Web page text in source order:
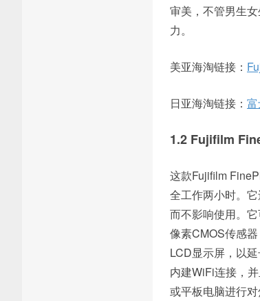
审美，不管男生
力。
美亚海淘链接：
日亚海淘链接：
1.2 Fujifilm
这款Fujifilm
全工作两小时。
而不影响使用。
像素CMOS传感
LCD显示屏，以
内建WiFi连接，
或平板电脑进行